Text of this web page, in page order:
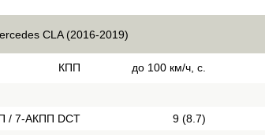
CLA (2016-2019)
КПП до 100 км/ч, с.
/ 7-АКПП DCT 9 (8.7)